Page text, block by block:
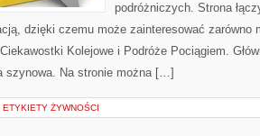
podróżniczych. Strona
dzięki czemu może zainteresować zarówno
Kolejowe i Podróże Pociągiem.
szynowa. Na stronie można […]
ETYKIETY ŻYWNOŚCI